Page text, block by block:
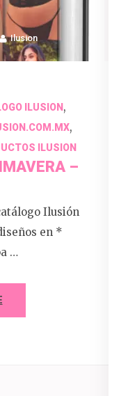
Ilusion
ILUSION,
,
ILUSION
–
Ilusión
en *
…